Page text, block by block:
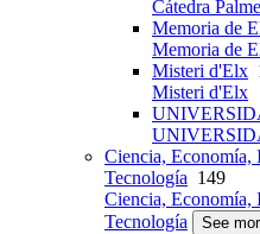
Cátedra
Memoria de
Memoria de
Misteri d'Elx
Misteri d'Elx
Ciencia, Economía,
Tecnología 149
Ciencia, Economía,
Tecnología
See